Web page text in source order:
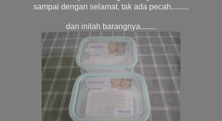
sampai dengan selamat, tak ada pecah.........
dan inilah barangnya........